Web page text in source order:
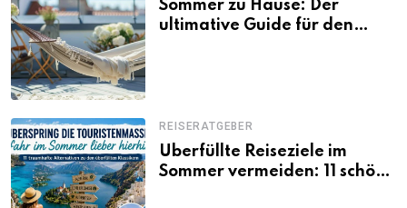
Sommer zu Hause: Der
ultimative Guide für den
REISERATGEBER
Überfüllte Reiseziele im
Sommer vermeiden: 11 schöne